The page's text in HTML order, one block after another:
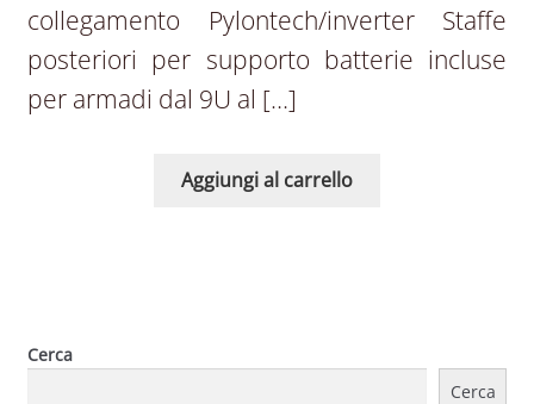
collegamento Pylontech/inverter Staffe
posteriori per supporto batterie incluse
per armadi dal 9U al […]
Aggiungi al carrello
Cerca
Cerca